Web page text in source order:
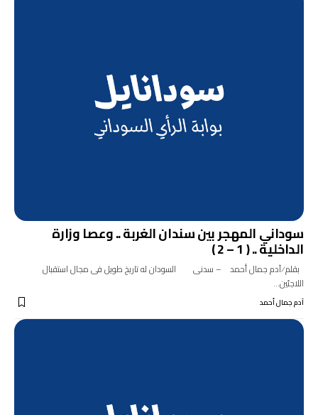
سوداني المهجر بين سندان الغربة .. وعصا وزارة
الداخلية .. ( 1 – 2 )
بقلم ⁄ آدم جمال أحمد – سدنى السودان له تاريخ طويل فى مجال استقبال
اللاجئين…
آدم جمال أحمد